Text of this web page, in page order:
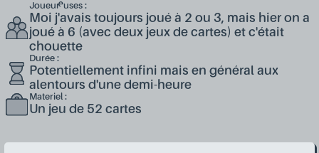
Joueur·euses :
Moi j'avais toujours joué à 2 ou 3, mais hier on a
joué à 6 (avec deux jeux de cartes) et c'était
chouette
Durée :
Potentiellement infini mais en général aux
alentours d'une demi-heure
Materiel :
Un jeu de 52 cartes